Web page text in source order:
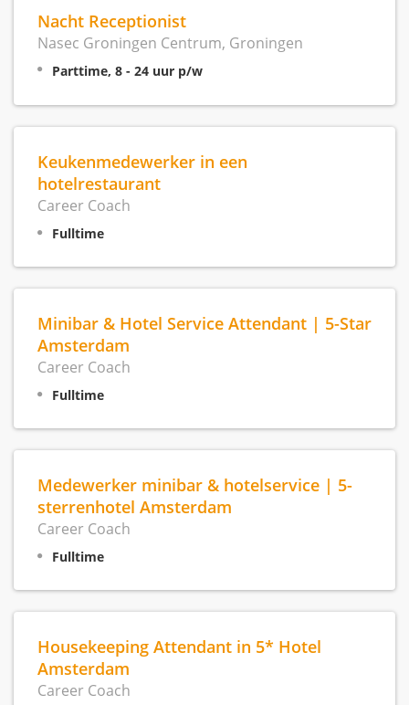
Nacht Receptionist
Nasec Groningen Centrum, Groningen
Parttime, 8 - 24 uur p/w
Keukenmedewerker in een
hotelrestaurant
Career Coach
Fulltime
Minibar & Hotel Service Attendant | 5-Star
Amsterdam
Career Coach
Fulltime
Medewerker minibar & hotelservice | 5-
sterrenhotel Amsterdam
Career Coach
Fulltime
Housekeeping Attendant in 5* Hotel
Amsterdam
Career Coach